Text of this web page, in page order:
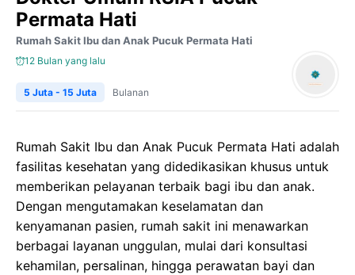
Permata Hati
Rumah Sakit Ibu dan Anak Pucuk Permata Hati
12 Bulan yang lalu
5 Juta - 15 Juta Bulanan
Rumah Sakit Ibu dan Anak Pucuk Permata Hati adalah
fasilitas kesehatan yang didedikasikan khusus untuk
memberikan pelayanan terbaik bagi ibu dan anak.
Dengan mengutamakan keselamatan dan
kenyamanan pasien, rumah sakit ini menawarkan
berbagai layanan unggulan, mulai dari konsultasi
kehamilan, persalinan, hingga perawatan bayi dan